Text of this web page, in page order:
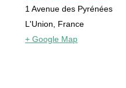
1 Avenue des Pyrénées
L'Union
France
+ Google Map